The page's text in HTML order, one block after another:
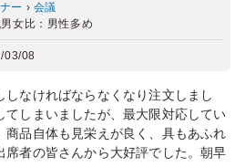
ー › 会議
男女比： 男性多め
03/08
なければならなくなり注文しまし
てしまいましたが、最大限対応してい
商品自体も見栄えが良く、具もあふれ
席者の皆さんから大好評でした。朝早